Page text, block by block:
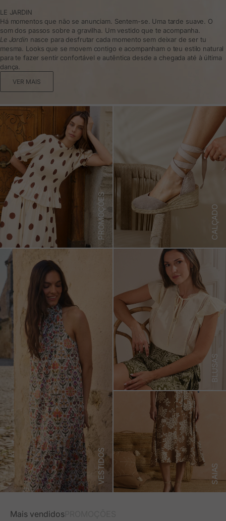
LE JARDIN
Há momentos que não se anunciam. Sentem-se. Uma tarde suave. O
som dos passos sobre a gravilha. Um vestido que te acompanha.
Le Jardin nasce para desfrutar cada momento sem deixar de ser tu
mesma. Looks que se movem contigo e acompanham o teu estilo natural
para te fazer sentir confortável e autêntica desde a chegada até à última
dança.
VER MAIS
PROMOÇÕES CALÇADO
VESTIDOS
BLUSAS
SAIAS
Mais vendidos